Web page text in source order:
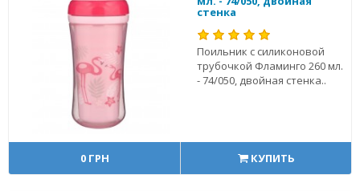
стенка
Поильник с силиконовой
трубочкой Фламинго 260 мл.
- 74/050, двойная стенка..
0 ГРН КУПИТЬ